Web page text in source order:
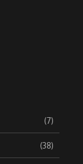
(7)
(38)